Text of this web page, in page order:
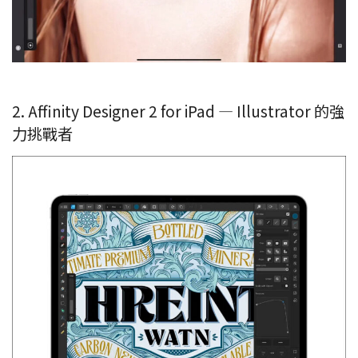
2. Affinity Designer 2 for iPad — Illustrator 的強
力挑戰者